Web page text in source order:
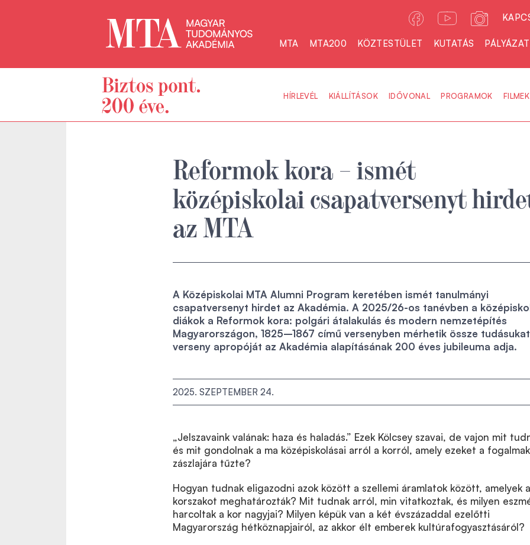
MTA MTA200 KÖZTESTÜLET KUTATÁS
HÍRLEVÉL KIÁLLÍTÁSOK IDŐVONAL PROGRAMOK FILMEK
Reformok kora – ismét
középiskolai csapatversenyt
az MTA
A Középiskolai MTA Alumni Program keretében ismét tanulmányi
csapatversenyt hirdet az Akadémia. A 2025/26-os tanévben a
diákok a Reformok kora: polgári átalakulás és modern nemzetépítés
Magyarországon, 1825–1867 című versenyben mérhetik össze
verseny apropóját az Akadémia alapításának 200 éves jubileuma adja.
2025. SZEPTEMBER 24.
„Jelszavaink valának: haza és haladás.” Ezek Kölcsey szavai, de vajon mit
és mit gondolnak a ma középiskolásai arról a korról, amely ezeket a
zászlajára tűzte?
Hogyan tudnak eligazodni azok között a szellemi áramlatok között, amelyek a
korszakot meghatározták? Mit tudnak arról, min vitatkoztak, és milyen
harcoltak a kor nagyjai? Milyen képük van a két évszázaddal ezelőtti
Magyarország hétköznapjairól, az akkor élt emberek kultúrafogyasztásáról?